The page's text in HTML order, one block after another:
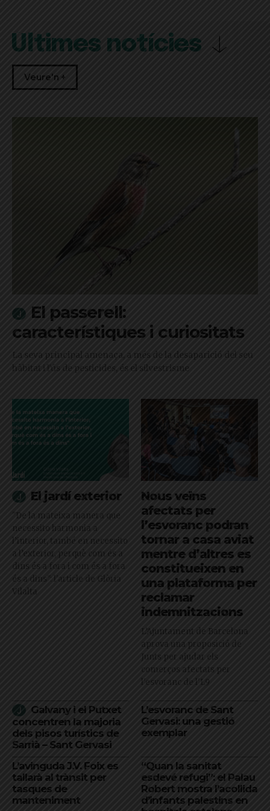
Últimes notícies
Veure'n +
El passerell:
característiques i curiositats
La seva principal amenaça, a més de la desaparició del seu
hàbitat i l'ús de pesticides, és el silvestrisme
El jardí exterior
"De la mateixa manera que
necessito harmonia a
l’interior, també en necessito
a l’exterior, perquè com és a
dins és a fora i com és a fora
és a dins": l'article de Glòria
Vilalta
Nous veïns
afectats per
l’esvoranc podran
tornar a casa aviat
mentre d’altres es
constitueixen en
una plataforma per
reclamar
indemnitzacions
L’Ajuntament de Barcelona
aprova una proposició de
Junts per ajudar els
comerços afectats per
l'esvoranc de l'L9
Galvany i el Putxet
concentren la majoria
dels pisos turístics de
Sarrià – Sant Gervasi
L’esvoranc de Sant
Gervasi: una gestió
exemplar
L’avinguda J.V. Foix es
tallarà al trànsit per
tasques de
manteniment
“Quan la sanitat
esdevé refugi”: el Palau
Robert mostra l’acollida
d’infants palestins en